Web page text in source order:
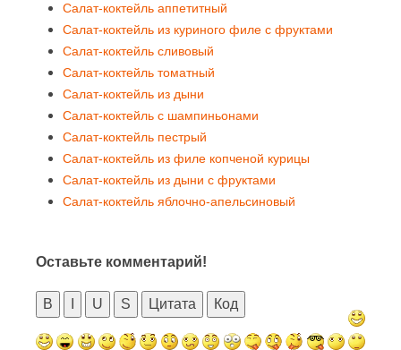
Салат-коктейль аппетитный
Салат-коктейль из куриного филе с фруктами
Салат-коктейль сливовый
Салат-коктейль томатный
Салат-коктейль из дыни
Салат-коктейль с шампиньонами
Салат-коктейль пестрый
Салат-коктейль из филе копченой курицы
Салат-коктейль из дыни с фруктами
Салат-коктейль яблочно-апельсиновый
Оставьте комментарий!
B U S Цитата Код